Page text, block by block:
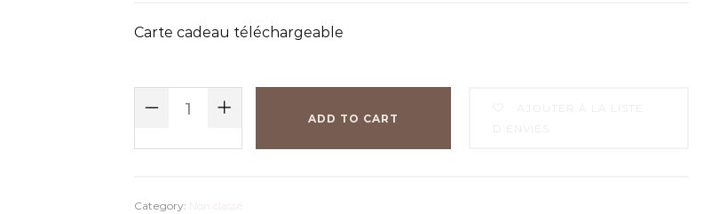
Carte cadeau téléchargeable
ADD TO CART
AJOUTER À LA LISTE
Category: